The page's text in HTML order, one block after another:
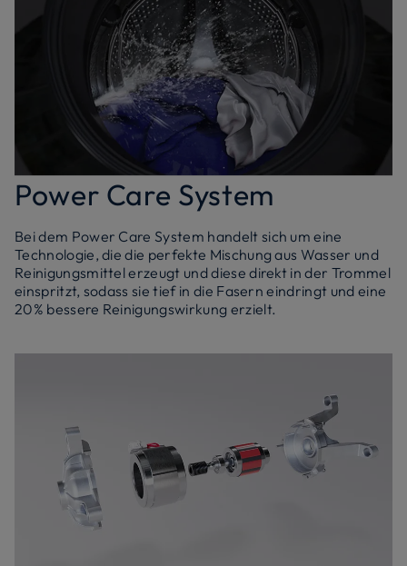
Power Care System
Bei dem Power Care System handelt sich um eine
Technologie, die die perfekte Mischung aus Wasser und
Reinigungsmittel erzeugt und diese direkt in der Trommel
einspritzt, sodass sie tief in die Fasern eindringt und eine
20% bessere Reinigungswirkung erzielt.